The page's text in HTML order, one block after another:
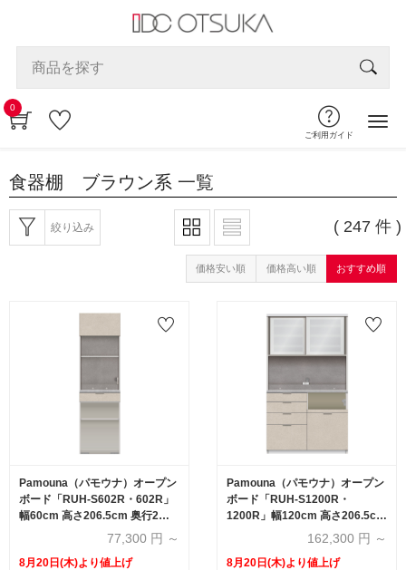
0
ご利用ガイド
食器棚 ブラウン系 一覧
絞り込み ( 247 件 )
価格安い順 価格高い順 おすすめ順
Pamouna（パモウナ）オープン
ボード「RUH-S602R・602R」
幅60cm 高さ206.5cm 奥行2サ
イズ（44.5cm・50cm）全4色
77,300 円 ～
8月20日(木)より値上げ
Pamouna（パモウナ）オープン
ボード「RUH-S1200R・
1200R」幅120cm 高さ206.5cm
奥行2サイズ（44.5cm・50cm）
下台引出しタイプ 全4色
162,300 円 ～
8月20日(木)より値上げ